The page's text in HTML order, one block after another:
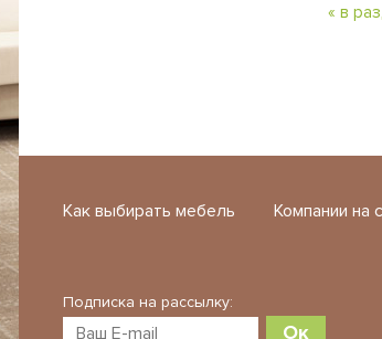
« в
Как выбирать мебель Компании на
Подписка на рассылку:
Ок